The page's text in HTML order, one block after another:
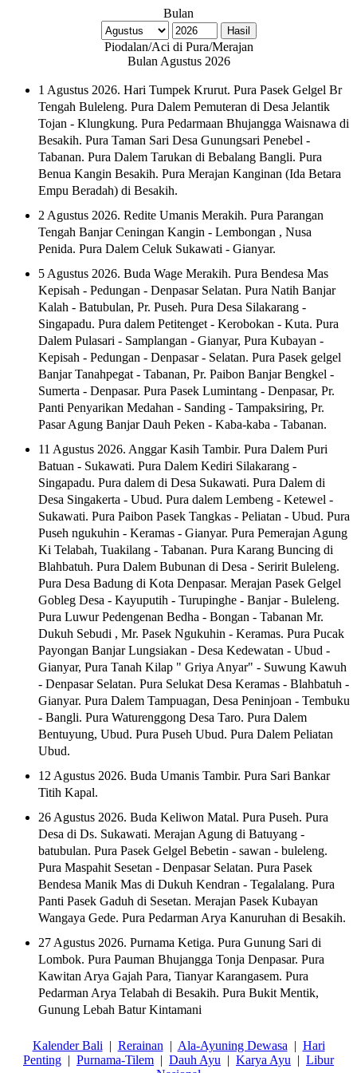
Bulan
Piodalan/Aci di Pura/Merajan
Bulan Agustus 2026
1 Agustus 2026. Hari Tumpek Krurut. Pura Pasek Gelgel Br
Tengah Buleleng. Pura Dalem Pemuteran di Desa Jelantik
Tojan - Klungkung. Pura Pedarmaan Bhujangga Waisnawa di
Besakih. Pura Taman Sari Desa Gunungsari Penebel -
Tabanan. Pura Dalem Tarukan di Bebalang Bangli. Pura
Benua Kangin Besakih. Pura Merajan Kanginan (Ida Betara
Empu Beradah) di Besakih.
2 Agustus 2026. Redite Umanis Merakih. Pura Parangan
Tengah Banjar Ceningan Kangin - Lembongan , Nusa
Penida. Pura Dalem Celuk Sukawati - Gianyar.
5 Agustus 2026. Buda Wage Merakih. Pura Bendesa Mas
Kepisah - Pedungan - Denpasar Selatan. Pura Natih Banjar
Kalah - Batubulan, Pr. Puseh. Pura Desa Silakarang -
Singapadu. Pura dalem Petitenget - Kerobokan - Kuta. Pura
Dalem Pulasari - Samplangan - Gianyar, Pura Kubayan -
Kepisah - Pedungan - Denpasar - Selatan. Pura Pasek gelgel
Banjar Tanahpegat - Tabanan, Pr. Paibon Banjar Bengkel -
Sumerta - Denpasar. Pura Pasek Lumintang - Denpasar, Pr.
Panti Penyarikan Medahan - Sanding - Tampaksiring, Pr.
Pasar Agung Banjar Dauh Peken - Kaba-kaba - Tabanan.
11 Agustus 2026. Anggar Kasih Tambir. Pura Dalem Puri
Batuan - Sukawati. Pura Dalem Kediri Silakarang -
Singapadu. Pura dalem di Desa Sukawati. Pura Dalem di
Desa Singakerta - Ubud. Pura dalem Lembeng - Ketewel -
Sukawati. Pura Paibon Pasek Tangkas - Peliatan - Ubud. Pura
Puseh ngukuhin - Keramas - Gianyar. Pura Pemerajan Agung
Ki Telabah, Tuakilang - Tabanan. Pura Karang Buncing di
Blahbatuh. Pura Dalem Bubunan di Desa - Seririt Buleleng.
Pura Desa Badung di Kota Denpasar. Merajan Pasek Gelgel
Gobleg Desa - Kayuputih - Turupinghe - Banjar - Buleleng.
Pura Luwur Pedengenan Bedha - Bongan - Tabanan Mr.
Dukuh Sebudi , Mr. Pasek Ngukuhin - Keramas. Pura Pucak
Payongan Banjar Lungsiakan - Desa Kedewatan - Ubud -
Gianyar, Pura Tanah Kilap " Griya Anyar" - Suwung Kawuh
- Denpasar Selatan. Pura Selukat Desa Keramas - Blahbatuh -
Gianyar. Pura Dalem Tampuagan, Desa Peninjoan - Tembuku
- Bangli. Pura Waturenggong Desa Taro. Pura Dalem
Bentuyung, Ubud. Pura Puseh Ubud. Pura Dalem Peliatan
Ubud.
12 Agustus 2026. Buda Umanis Tambir. Pura Sari Bankar
Titih Kapal.
26 Agustus 2026. Buda Keliwon Matal. Pura Puseh. Pura
Desa di Ds. Sukawati. Merajan Agung di Batuyang -
batubulan. Pura Pasek Gelgel Bebetin - sawan - buleleng.
Pura Maspahit Sesetan - Denpasar Selatan. Pura Pasek
Bendesa Manik Mas di Dukuh Kendran - Tegalalang. Pura
Panti Pasek Gaduh di Sesetan. Merajan Pasek Kubayan
Wangaya Gede. Pura Pedarman Arya Kanuruhan di Besakih.
27 Agustus 2026. Purnama Ketiga. Pura Gunung Sari di
Lombok. Pura Pauman Bhujangga Tonja Denpasar. Pura
Kawitan Arya Gajah Para, Tianyar Karangasem. Pura
Pedarman Arya Telabah di Besakih. Pura Bukit Mentik,
Gunung Lebah Batur Kintamani
Kalender Bali | Rerainan | Ala-Ayuning Dewasa | Hari
Penting | Purnama-Tilem | Dauh Ayu | Karya Ayu | Libur